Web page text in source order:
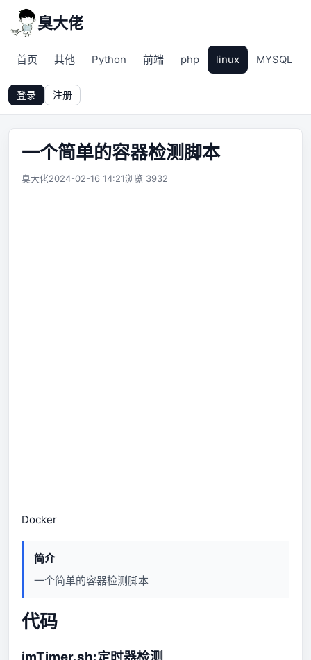
臭大佬
首页 其他 Python 前端 php linux MYSQL
登录 注册
一个简单的容器检测脚本
臭大佬2024-02-16 14:21浏览 3932
Docker
简介
一个简单的容器检测脚本
代码
imTimer.sh:定时器检测